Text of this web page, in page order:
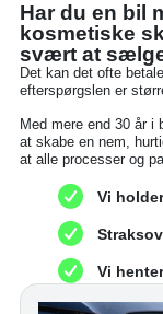
Har du en bil
kosmetiske
svært at
Det kan det ofte
efterspørgslen er
Med mere end 30 år i
at skabe en nem,
at alle processer og
Vi
Vi